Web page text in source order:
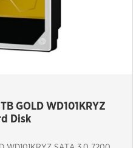
GOLD WD101KRYZ
Disk